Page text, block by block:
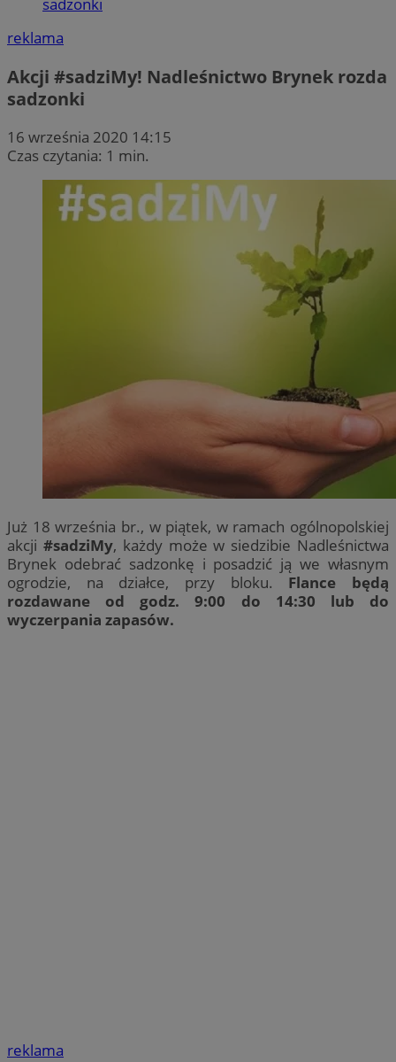
sadzonki
reklama
Akcji #sadziMy! Nadleśnictwo Brynek rozda
sadzonki
16 września 2020 14:15
Czas czytania: 1 min.
Już 18 września br., w piątek, w ramach ogólnopolskiej
akcji #sadziMy, każdy może w siedzibie Nadleśnictwa
Brynek odebrać sadzonkę i posadzić ją we własnym
ogrodzie, na działce, przy bloku. Flance będą
rozdawane od godz. 9:00 do 14:30 lub do
wyczerpania zapasów.
reklama